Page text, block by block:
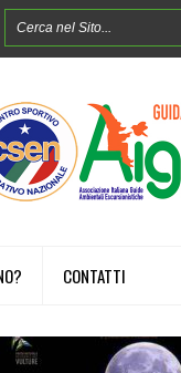
CONTATTI